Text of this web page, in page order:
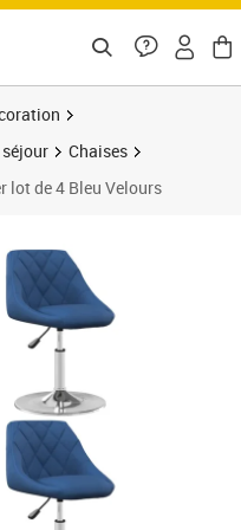
Chaises
lot de 4 Bleu Velours